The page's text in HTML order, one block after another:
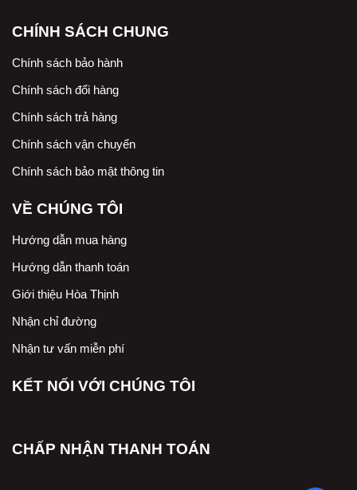
CHÍNH SÁCH CHUNG
Chính sách bảo hành
Chính sách đổi hàng
Chính sách trả hàng
Chính sách vận chuyển
Chính sách bảo mật thông tin
VỀ CHÚNG TÔI
Hướng dẫn mua hàng
Hướng dẫn thanh toán
Giới thiệu Hòa Thịnh
Nhận chỉ đường
Nhận tư vấn miễn phí
KẾT NỐI VỚI CHÚNG TÔI
CHẤP NHẬN THANH TOÁN